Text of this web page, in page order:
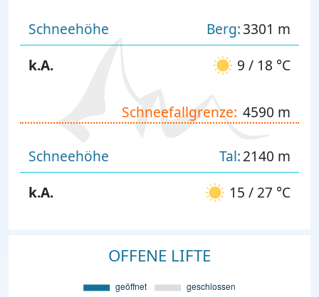
Schneehöhe Berg:3301 m
k.A.
9 / 18 °C
Schneefallgrenze: 4590 m
Schneehöhe Tal:2140 m
k.A.
15 / 27 °C
OFFENE LIFTE